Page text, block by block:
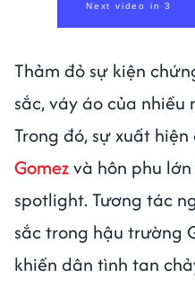
Next video in 1
Thảm đỏ sự kiện
sắc, váy áo của nhiều
Trong đó, sự xuất hiện
Gomezvà hôn phu
spotlight. Tương tác
sắc trong hậu trường
khiến dân tình tan